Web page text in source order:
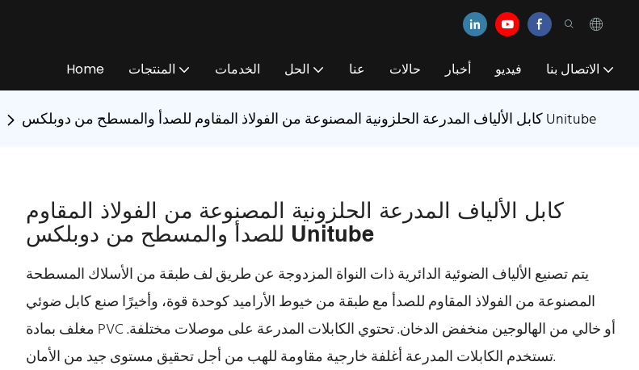
Home المنتجات الخدمات الحل عنا حالات أخبار فيديو الاتصال بنا
كابل الألياف المدرعة الحلزونية المصنوعة من الفولاذ المقاوم للصدأ والمسطح من دوبلكس Unitube
كابل الألياف المدرعة الحلزونية المصنوعة من الفولاذ المقاوم
للصدأ والمسطح من دوبلكس Unitube
يتم تصنيع الألياف الضوئية الدائرية ذات النواة المزدوجة عن طريق لف طبقة من الأسلاك المسطحة
المصنوعة من الفولاذ المقاوم للصدأ مع طبقة من خيوط الأراميد كوحدة قوة، وأخيرًا صنع كابل ضوئي
مغلف بمادة PVC أو خالي من الهالوجين منخفض الدخان. تحتوي الكابلات المدرعة على موصلات مختلفة.
تستخدم الكابلات المدرعة أغلفة خارجية مقاومة للهب من أجل تحقيق مستوى جيد من الأمان.